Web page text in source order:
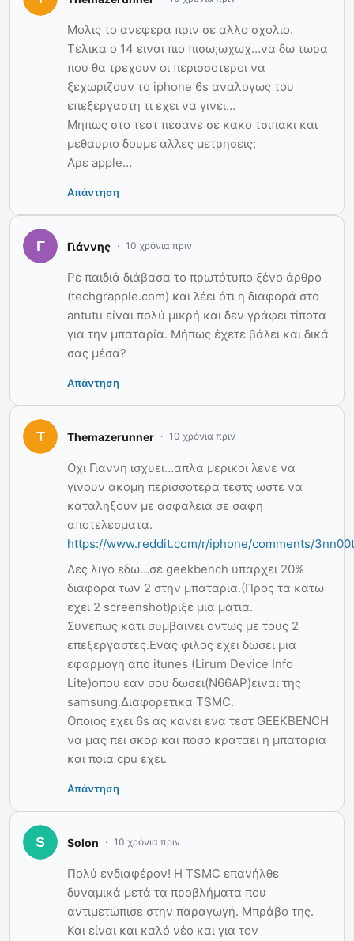
Μολις το ανεφερα πριν σε αλλο σχολιο.
Τελικα ο 14 ειναι πιο πισω;ωχωχ…να δω τωρα
που θα τρεχουν οι περισσοτεροι να
ξεχωριζουν το iphone 6s αναλογως του
επεξεργαστη τι εχει να γινει…
Μηπως στο τεστ πεσανε σε κακο τσιπακι και
μεθαυριο δουμε αλλες μετρησεις;
Αρε apple…
Απάντηση
Γιάννης 10 χρόνια πριν
Ρε παιδιά διάβασα το πρωτότυπο ξένο άρθρο
(techgrapple.com) και λέει ότι η διαφορά στο
antutu είναι πολύ μικρή και δεν γράφει τίποτα
για την μπαταρία. Μήπως έχετε βάλει και δικά
σας μέσα?
Απάντηση
Themazerunner 10 χρόνια πριν
Οχι Γιαννη ισχυει…απλα μερικοι λενε να
γινουν ακομη περισσοτερα τεστς ωστε να
καταληξουν με ασφαλεια σε σαφη
αποτελεσματα.
https://www.reddit.com/r/iphone/comments/
Δες λιγο εδω…σε geekbench υπαρχει 20%
διαφορα των 2 στην μπαταρια.(Προς τα κατω
εχει 2 screenshot)ριξε μια ματια.
Συνεπως κατι συμβαινει οντως με τους 2
επεξεργαστες.Ενας φιλος εχει δωσει μια
εφαρμογη απο itunes (Lirum Device Info
Lite)οπου εαν σου δωσει(Ν66ΑP)ειναι της
samsung.Διαφορετικα TSMC.
Οποιος εχει 6s ας κανει ενα τεστ GEEKBENCH
να μας πει σκορ και ποσο κραταει η μπαταρια
και ποια cpu εχει.
Απάντηση
Solon 10 χρόνια πριν
Πολύ ενδιαφέρον! Η TSMC επανήλθε
δυναμικά μετά τα προβλήματα που
αντιμετώπισε στην παραγωγή. Μπράβο της.
Και είναι και καλό νέο και για τον